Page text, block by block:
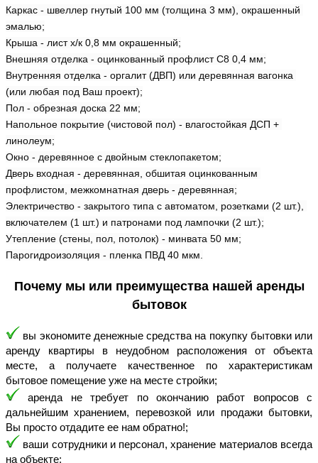
Каркас - швеллер гнутый 100 мм (толщина 3 мм), окрашенный
эмалью;
Крыша - лист х/к 0,8 мм окрашенный;
Внешняя отделка - оцинкованный профлист С8 0,4 мм;
Внутренняя отделка - оргалит (ДВП) или деревянная вагонка
(или любая под Ваш проект);
Пол - обрезная доска 22 мм;
Напольное покрытие (чистовой пол) - влагостойкая ДСП +
линолеум;
Окно - деревянное с двойным стеклопакетом;
Дверь входная - деревянная, обшитая оцинкованным
профлистом, межкомнатная дверь - деревянная;
Электричество - закрытого типа с автоматом, розетками (2 шт.),
включателем (1 шт.) и патронами под лампочки (2 шт.);
Утепление (стены, пол, потолок) - минвата 50 мм;
Парогидроизоляция - пленка ПВД 40 мкм.
Почему мы или преимущества нашей аренды
бытовок
вы экономите денежные средства на покупку бытовки или
аренду квартиры в неудобном расположения от объекта
месте, а получаете качественное по характеристикам
бытовое помещение уже на месте стройки;
аренда не требует по окончанию работ вопросов с
дальнейшим хранением, перевозкой или продажи бытовки,
Вы просто отдадите ее нам обратно!;
ваши сотрудники и персонал, хранение материалов всегда
на объекте;